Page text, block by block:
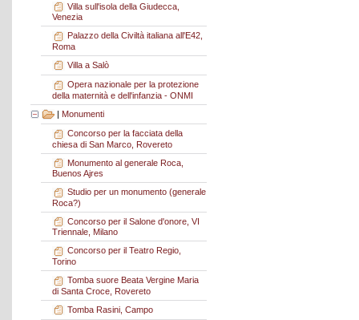
Villa sull'isola della Giudecca,
Venezia
Palazzo della Civiltà italiana all'E42,
Roma
Villa a Salò
Opera nazionale per la protezione
della maternità e dell'infanzia - ONMI
| Monumenti
Concorso per la facciata della
chiesa di San Marco, Rovereto
Monumento al generale Roca,
Buenos Ajres
Studio per un monumento (generale
Roca?)
Concorso per il Salone d'onore, VI
Triennale, Milano
Concorso per il Teatro Regio,
Torino
Tomba suore Beata Vergine Maria
di Santa Croce, Rovereto
Tomba Rasini, Campo